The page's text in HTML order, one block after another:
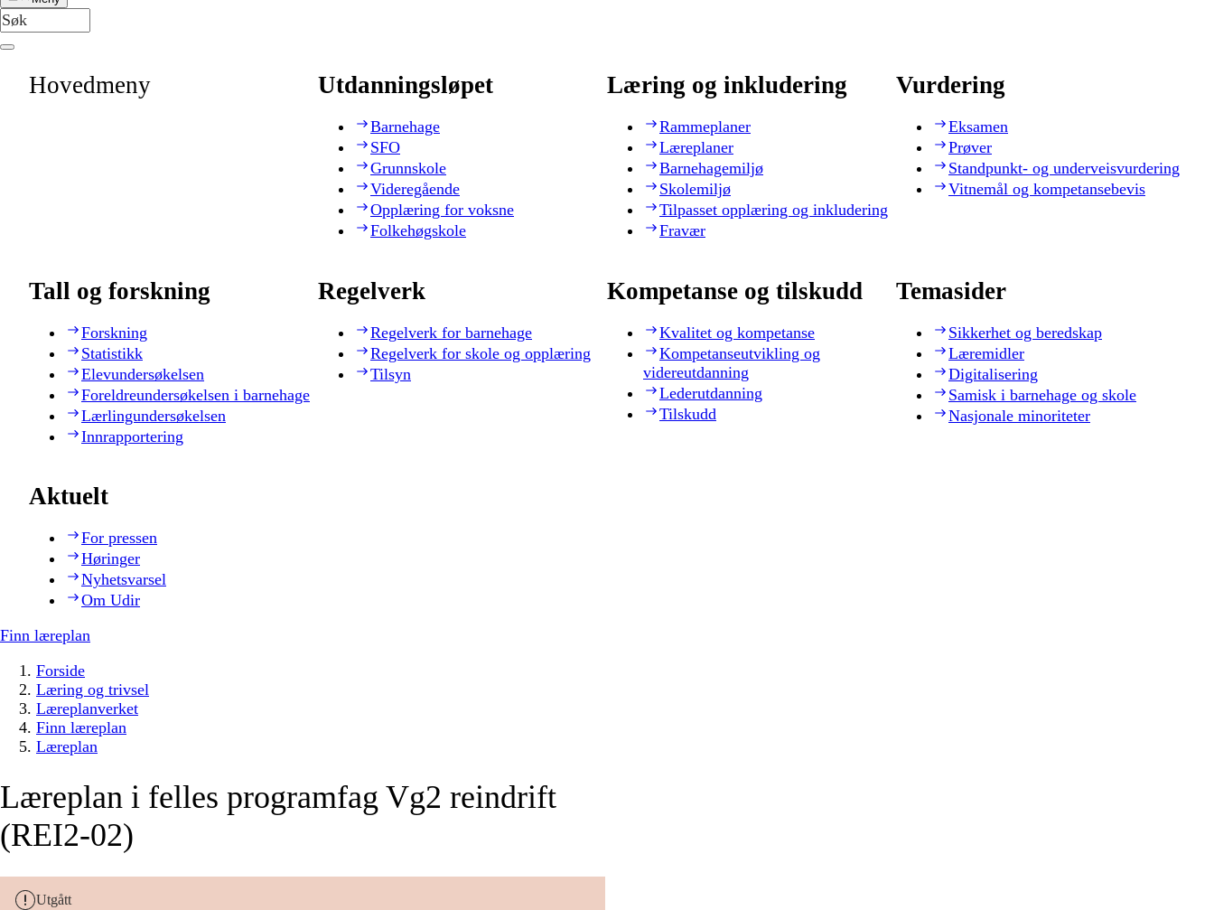
Hovedmeny Utdanningsløpet
Barnehage
SFO
Grunnskole
Videregående
Opplæring for voksne
Folkehøgskole
Læring og inkludering
Rammeplaner
Læreplaner
Barnehagemiljø
Skolemiljø
Tilpasset opplæring og inkludering
Fravær
Vurdering
Eksamen
Prøver
Standpunkt- og underveisvurdering
Vitnemål og kompetansebevis
Tall og forskning
Forskning
Statistikk
Elevundersøkelsen
Foreldreundersøkelsen i barnehage
Lærlingundersøkelsen
Innrapportering
Regelverk
Regelverk for barnehage
Regelverk for skole og opplæring
Tilsyn
Kompetanse og tilskudd
Kvalitet og kompetanse
Kompetanseutvikling og
videreutdanning
Lederutdanning
Tilskudd
Temasider
Sikkerhet og beredskap
Læremidler
Digitalisering
Samisk i barnehage og skole
Nasjonale minoriteter
Aktuelt
For pressen
Høringer
Nyhetsvarsel
Om Udir
Finn læreplan
Forside
Læring og trivsel
Læreplanverket
Finn læreplan
Læreplan
Læreplan i felles programfag Vg2 reindrift
(REI2-02)
Utgått